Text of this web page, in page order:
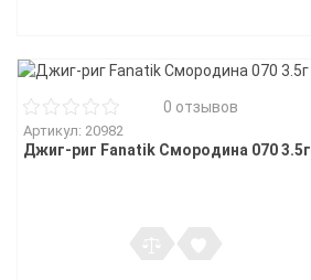
0 отзывов
Артикул: 20982
Джиг-риг Fanatik Смородина 070 3.5г